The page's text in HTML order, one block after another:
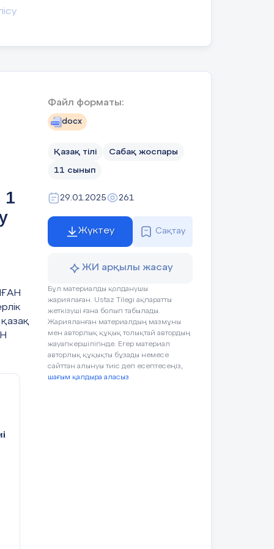
1
Файл форматы:
docx
Қазақ тілі Сабақ жоспары
11 сынып
29.01.2025 261
Жүктеу Сақтау
ЖИ арқылы жасау
Бұл материалды қолданушы
жариялаған. Ustaz Tilegi ақпаратты
жеткізуші ғана болып табылады.
Жарияланған материалдың мазмұны
мен авторлық құқық толықтай автордың
жауапкершілігінде. Егер материал
авторлық құқықты бұзады немесе
сайттан алынуы тиіс деп есептесеңіз,
шағым қалдыра аласыз